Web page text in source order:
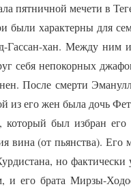
пятничной мечети в
характерны для
хан. Между ним и
себя непокорных
После смерти
из его жен была дочь
который был избран
вина (от пьянства). Его
но фактически
и его брата Мирзы-